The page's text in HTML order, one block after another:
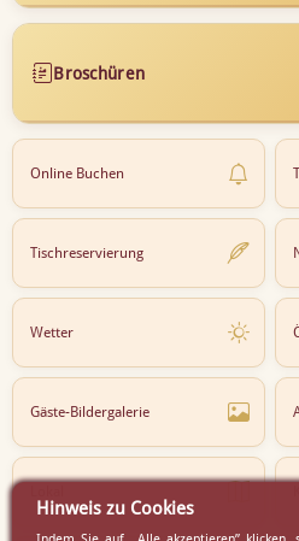
Broschüren
Online Buchen
Tischreservierung
Wetter
Gäste-Bildergalerie
Hinweis zu Cookies